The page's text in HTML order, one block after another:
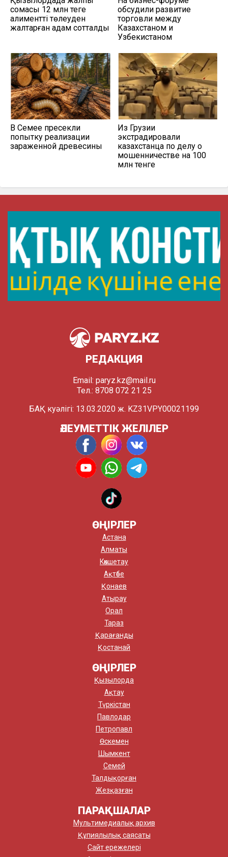
сомасы 12 млн теңге
алиментті төлеуден
жалтарған адам сотталды
обсудили развитие
торговли между
Казахстаном и
Узбекистаном
В Семее пресекли
попытку реализации
зараженной древесины
Из Грузии
экстрадировали
казахстанца по делу о
мошенничестве на 100
млн тенге
РЕДАКЦИЯ
Email: paryz.kz@mail.ru
Тел.: 8708 072 21 25
БАҚ куәлігі: 13.03.2020 ж. KZ31VPY00021199
ӘЛЕУМЕТТІК ЖЕЛІЛЕР
ӨҢІРЛЕР
Астана
Алматы
Көкшетау
Ақтөбе
Қонаев
Атырау
Орал
Тараз
Қарағанды
Қостанай
ӨҢІРЛЕР
Қызылорда
Ақтау
Түркістан
Павлодар
Петропавл
Өскемен
Шымкент
Семей
Талдықорған
Жезқазған
ПАРАҚШАЛАР
Мультимедиалық архив
Құпиялылық саясаты
Сайт ережелері